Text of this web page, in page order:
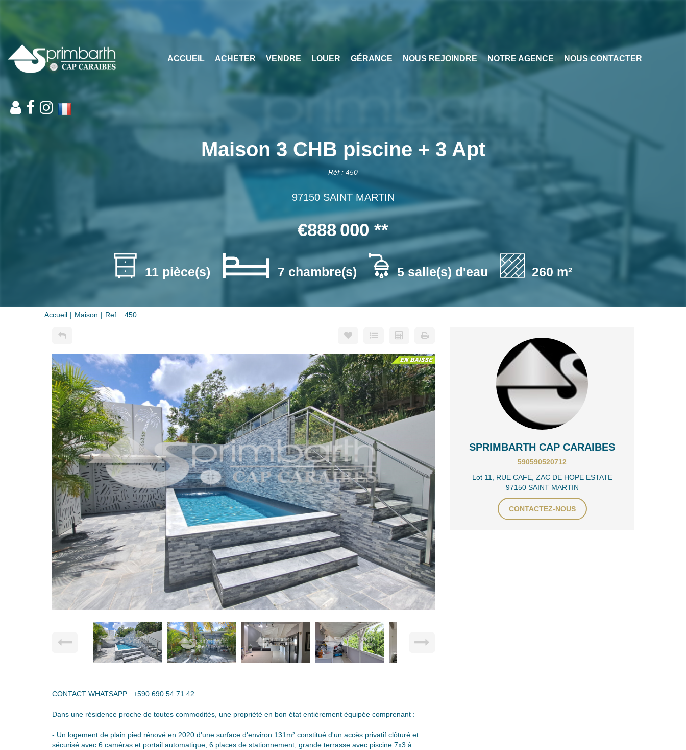
ACCUEIL ACHETER VENDRE LOUER GÉRANCE NOUS REJOINDRE NOTRE AGENCE NOUS CONTACTER
Maison 3 CHB piscine + 3 Apt
Réf : 450
97150 SAINT MARTIN
€888 000 **
11 pièce(s) 7 chambre(s) 5 salle(s) d'eau 260 m²
Accueil Maison Ref. : 450
CONTACT WHATSAPP : +590 690 54 71 42
Dans une résidence proche de toutes commodités, une propriété en bon état entièrement équipée comprenant :
- Un logement de plain pied rénové en 2020 d'une surface d'environ 131m² constitué d'un accès privatif clôturé et
sécurisé avec 6 caméras et portail automatique, 6 places de stationnement, grande terrasse avec piscine 7x3 à
SPRIMBARTH CAP CARAIBES
590590520712
Lot 11, RUE CAFE, ZAC DE HOPE ESTATE
97150 SAINT MARTIN
CONTACTEZ-NOUS